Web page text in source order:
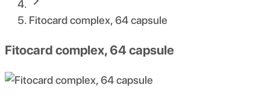
Fitocard complex, 64 capsule
Fitocard complex, 64 capsule